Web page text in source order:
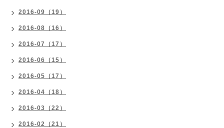
2016-09（19）
2016-08（16）
2016-07（17）
2016-06（15）
2016-05（17）
2016-04（18）
2016-03（22）
2016-02（21）